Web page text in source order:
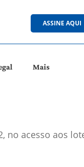
ASSINE AQUI
Mais
no acesso aos